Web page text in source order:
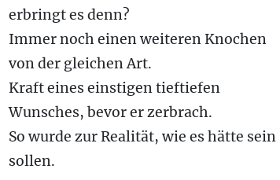
erbringt es denn?
Immer noch einen weiteren Knochen
von der gleichen Art.
Kraft eines einstigen tieftiefen
Wunsches, bevor er zerbrach.
So wurde zur Realität, wie es hätte sein
sollen.